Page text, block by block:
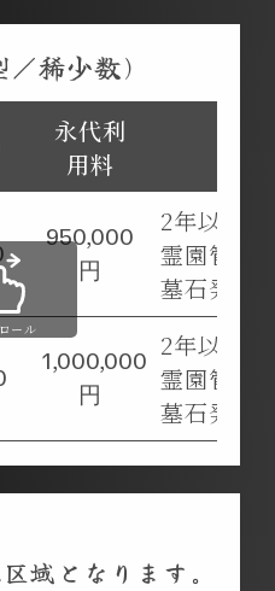
稀少数)
永代利
用料
950,000
円
2年以内
霊園管理
墓石発注
1,000,000
円
2年以内
霊園管理
墓石発注
ール
域となります。